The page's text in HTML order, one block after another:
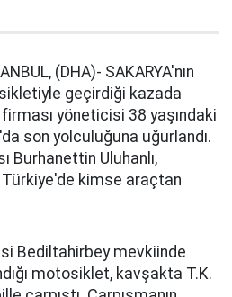
(DHA)- SAKARYA'nın
geçirdiği kazada
firması yöneticisi 38 yaşındaki
son yolculuğuna uğurlandı.
Burhanettin Uluhanlı,
kimse araçtan
Bediltahirbey mevkiinde
motosiklet, kavşakta T.K.